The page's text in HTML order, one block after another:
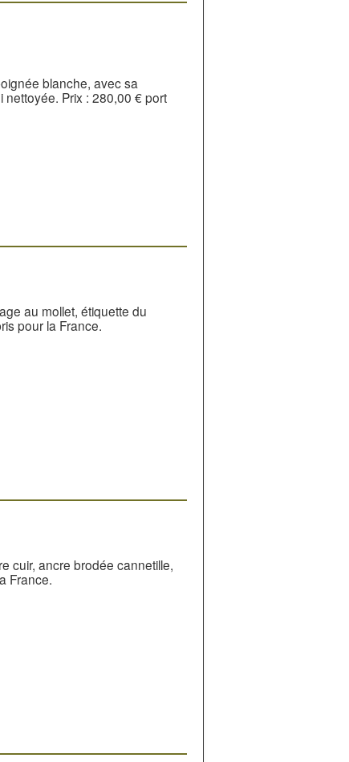
blanche, avec sa
Prix : 280,00 € port
au mollet, étiquette du
pour la France.
cuir, ancre brodée cannetille,
France.